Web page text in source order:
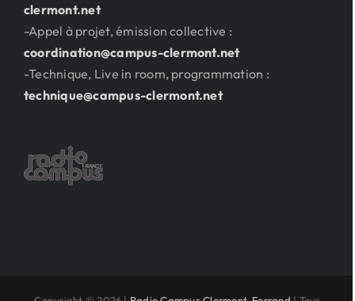
clermont.net
-Appel à projet, émission collective :
coordination@campus-clermont.net
-Technique, Live in room, programmation :
technique@campus-clermont.net